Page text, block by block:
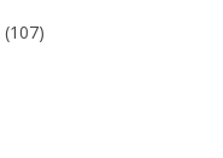
(107)